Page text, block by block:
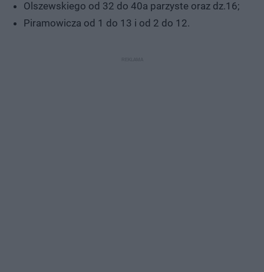
Olszewskiego od 32 do 40a parzyste oraz dz.16;
Piramowicza od 1 do 13 i od 2 do 12.